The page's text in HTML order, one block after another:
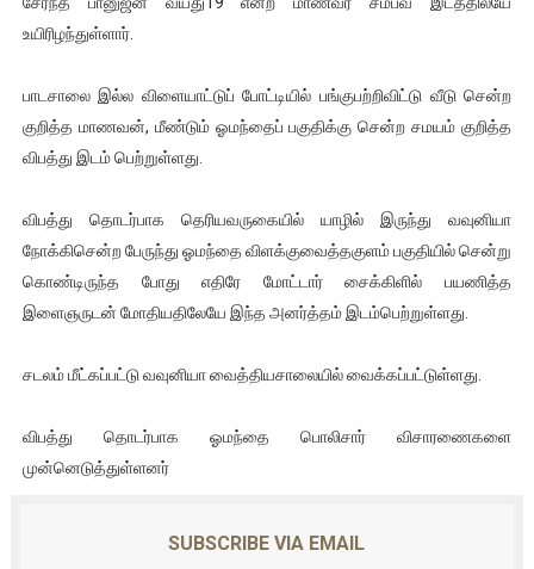
ஐ.நா முன்றலில் சீரற்ற காலநிலையிலும் தமிழின அழிப்பிற்கு
இளையராஜா – கமல் அவசர சந்திப்பு (படங்கள், விடியோ)
ஜனாதிபதி ஐக்கிய நாடுகளின் பொதுச் சபை கூட்டத்தில் இன்று
வலிமை தான் அஜித் திரைப்பயணத்திலே அதிக காலெக்ஷன் செய்த
உயிரிழந்துள்ளார்.
பாடசாலை இல்ல விளையாட்டுப் போட்டியில் பங்குபற்றிவிட்டு வீடு சென்ற
குறித்த மாணவன், மீண்டும் ஓமந்தைப் பகுதிக்கு சென்ற சமயம் குறித்த
விபத்து இடம் பெற்றுள்ளது.
விபத்து தொடர்பாக தெரியவருகையில் யாழில் இருந்து வவுனியா
நோக்கிசென்ற பேருந்து ஓமந்தை விளக்குவைத்தகுளம் பகுதியில் சென்று
கொண்டிருந்த போது எதிரே மோட்டார் சைக்கிளில் பயணித்த
இளைஞருடன் மோதியதிலேயே இந்த அனர்த்தம் இடம்பெற்றுள்ளது.
சடலம் மீட்கப்பட்டு வவுனியா வைத்தியசாலையில் வைக்கப்பட்டுள்ளது.
விபத்து தொடர்பாக ஓமந்தை பொலிசார் விசாரணைகளை
முன்னெடுத்துள்ளனர்
SUBSCRIBE VIA EMAIL